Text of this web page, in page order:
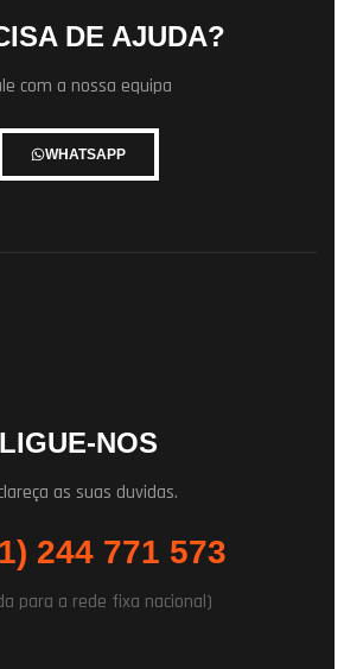
DE AJUDA?
com a nossa equipa
WHATSAPP
LIGUE-NOS
as suas duvidas.
244 771 573
para a rede fixa nacional)